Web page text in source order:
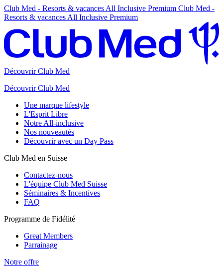
Club Med - Resorts & vacances All Inclusive Premium Club Med -
Resorts & vacances All Inclusive Premium
Découvrir Club Med
Découvrir Club Med
Une marque lifestyle
L'Esprit Libre
Notre All-inclusive
Nos nouveautés
Découvrir avec un Day Pass
Club Med en Suisse
Contactez-nous
L'équipe Club Med Suisse
Séminaires & Incentives
FAQ
Programme de Fidélité
Great Members
Parrainage
Notre offre